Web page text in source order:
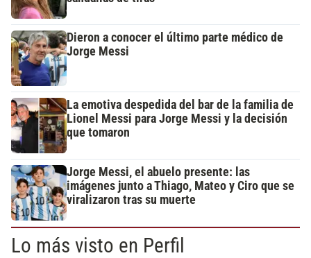
Dieron a conocer el último parte médico de
Jorge Messi
La emotiva despedida del bar de la familia de
Lionel Messi para Jorge Messi y la decisión
que tomaron
Jorge Messi, el abuelo presente: las
imágenes junto a Thiago, Mateo y Ciro que se
viralizaron tras su muerte
Lo más visto en Perfil